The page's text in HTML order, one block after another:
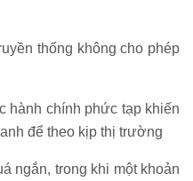
thống không cho phép
hành chính phức tạp khiến
để theo kịp thị trường
ngắn, trong khi một khoản